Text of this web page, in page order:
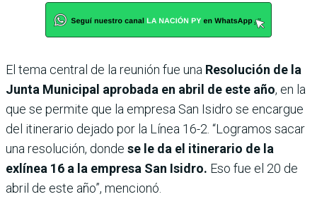
El tema central de la reunión fue una Resolución de la
Junta Municipal aprobada en abril de este año, en la
que se permite que la empresa San Isidro se encargue
del itinerario dejado por la Línea 16-2. “Logramos sacar
una resolución, donde se le da el itinerario de la
exlínea 16 a la empresa San Isidro. Eso fue el 20 de
abril de este año”, mencionó.